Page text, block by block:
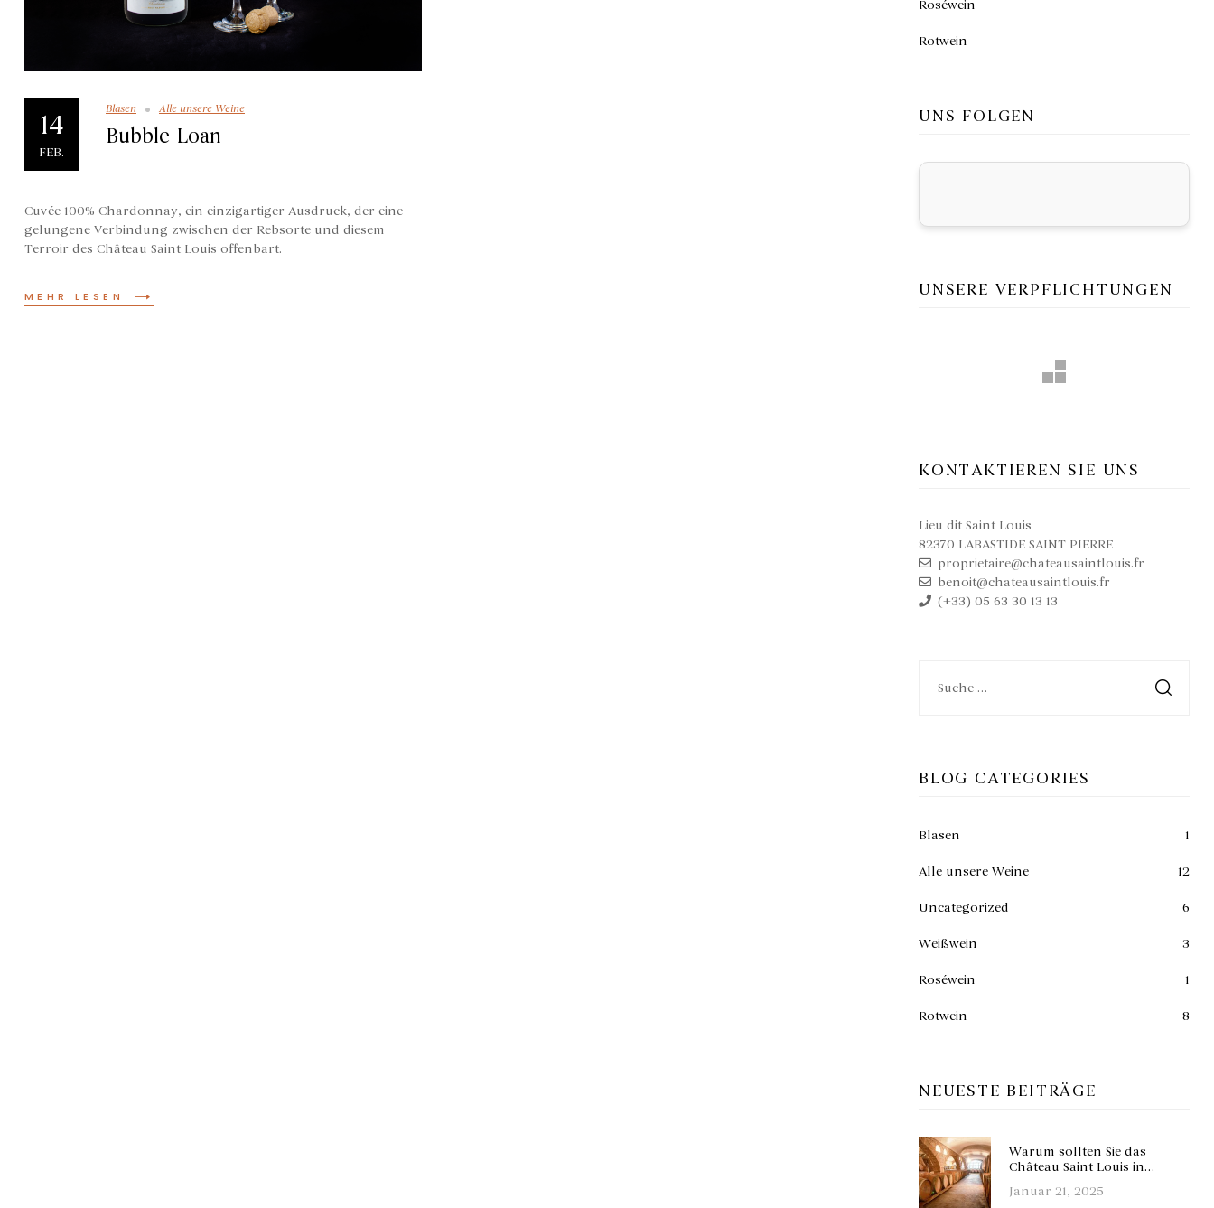
14
FEB.
Blasen Alle unsere Weine
Bubble Loan
Cuvée 100% Chardonnay, ein einzigartiger Ausdruck, der eine
gelungene Verbindung zwischen der Rebsorte und diesem
Terroir des Château Saint Louis offenbart.
MEHR LESEN
Roséwein
Rotwein
UNS FOLGEN
UNSERE VERPFLICHTUNGEN
KONTAKTIEREN SIE UNS
Lieu dit Saint Louis
82370 LABASTIDE SAINT PIERRE
proprietaire@chateausaintlouis.fr
benoit@chateausaintlouis.fr
(+33) 05 63 30 13 13
BLOG CATEGORIES
Blasen 1
Alle unsere Weine 12
Uncategorized 6
Weißwein 3
Roséwein 1
Rotwein 8
NEUESTE BEITRÄGE
Warum sollten Sie das
Château Saint Louis in
Toulouse für Ihre Seminare
Januar 21, 2025